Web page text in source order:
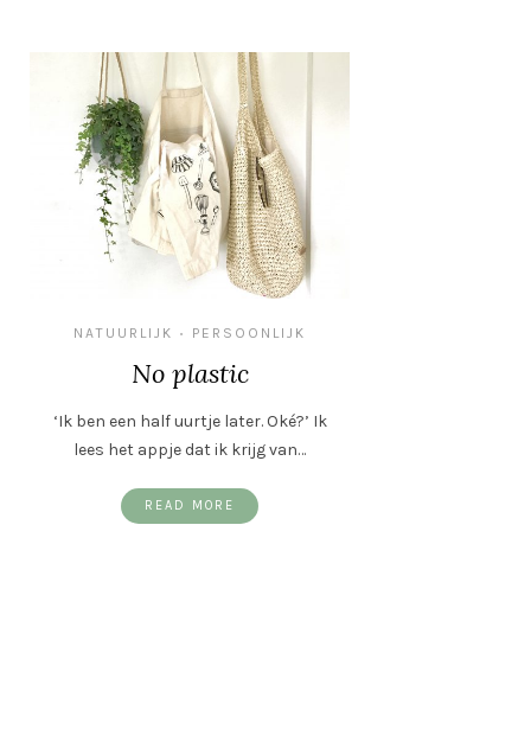
NATUURLIJK • PERSOONLIJK
No plastic
‘Ik ben een half uurtje later. Oké?’ Ik
lees het appje dat ik krijg van…
READ MORE